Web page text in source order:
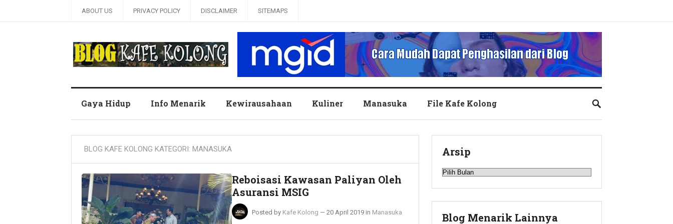
ABOUT US PRIVACY POLICY DISCLAIMER SITEMAPS
Gaya Hidup Info Menarik Kewirausahaan Kuliner Manasuka File Kafe Kolong
BLOG KAFE KOLONG KATEGORI: MANASUKA
Reboisasi Kawasan Paliyan Oleh
Asuransi MSIG
Posted by Kafe Kolong — 20 April 2019 in Manasuka
Arsip
Arsip
Blog Menarik Lainnya